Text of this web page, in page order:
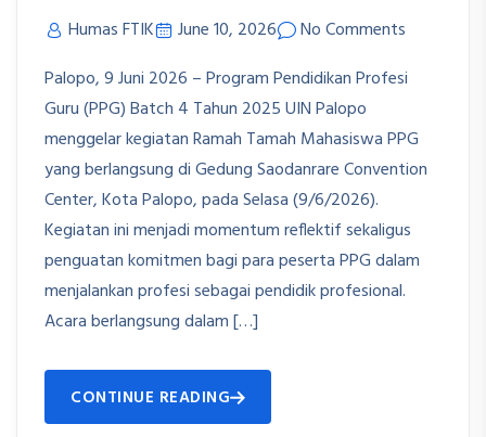
Humas FTIK June 10, 2026
No Comments
Palopo, 9 Juni 2026 – Program Pendidikan Profesi
Guru (PPG) Batch 4 Tahun 2025 UIN Palopo
menggelar kegiatan Ramah Tamah Mahasiswa PPG
yang berlangsung di Gedung Saodanrare Convention
Center, Kota Palopo, pada Selasa (9/6/2026).
Kegiatan ini menjadi momentum reflektif sekaligus
penguatan komitmen bagi para peserta PPG dalam
menjalankan profesi sebagai pendidik profesional.
Acara berlangsung dalam […]
CONTINUE READING